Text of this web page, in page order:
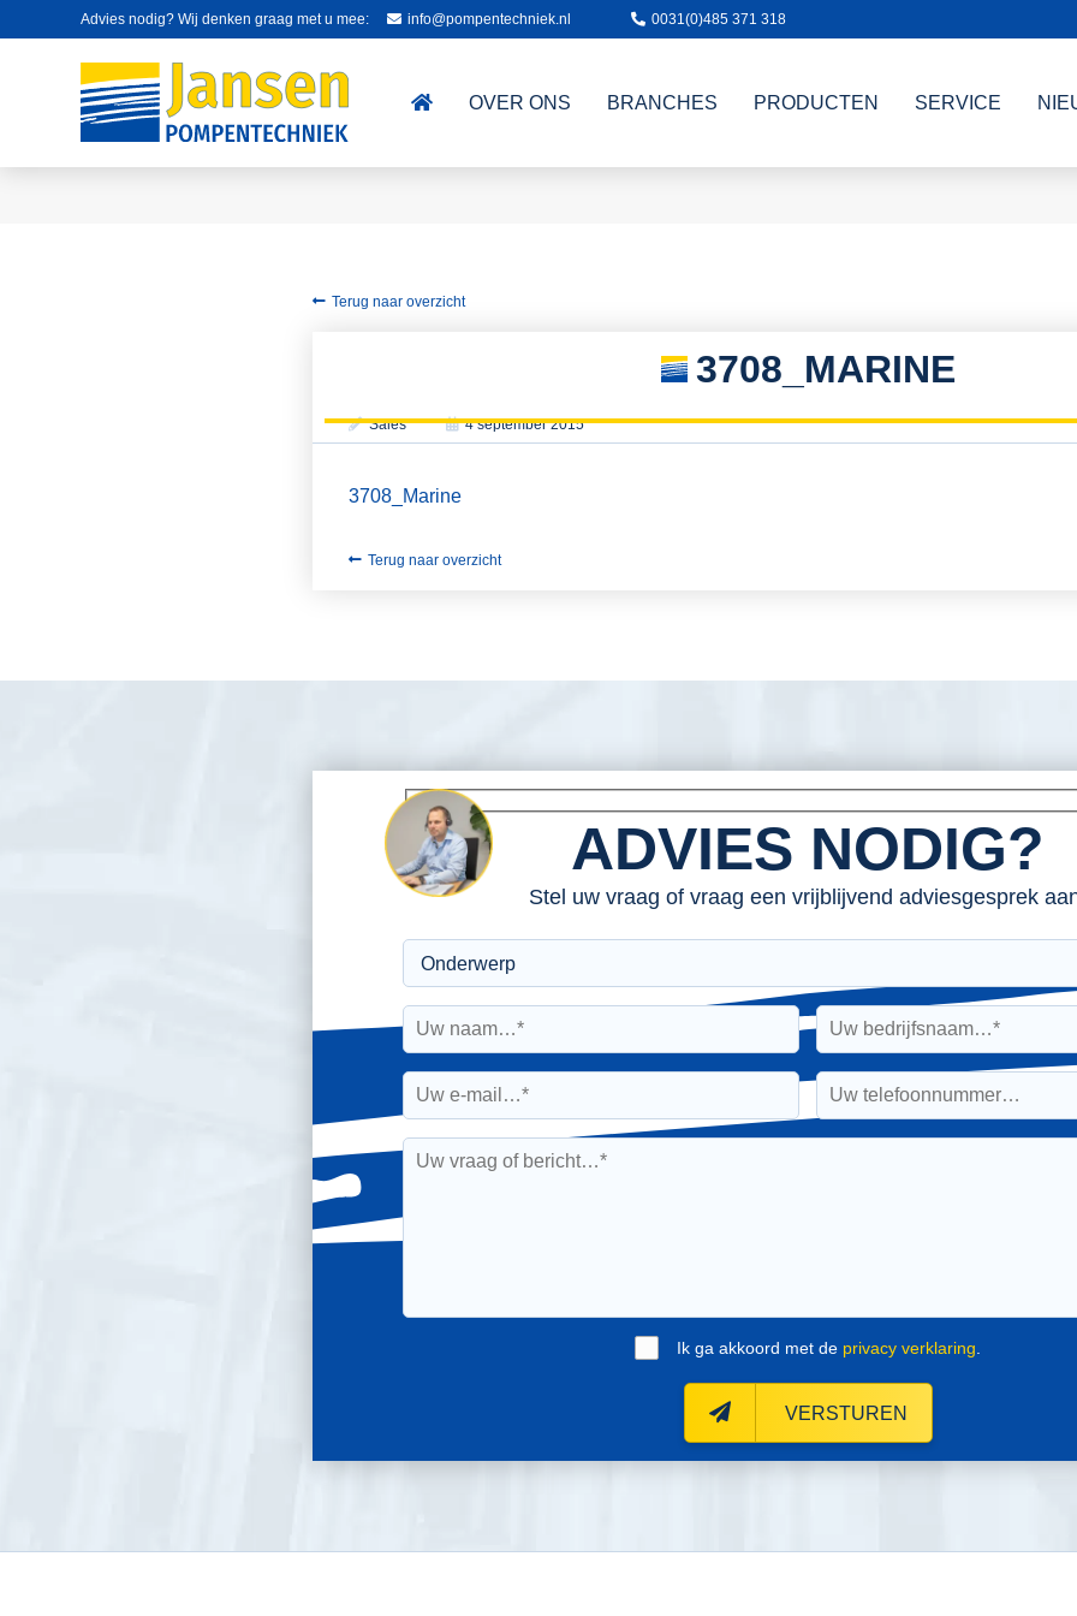
Advies nodig? Wij denken graag met u mee: info@pompentechniek.nl 0031(0)485 371 318
OVER ONS BRANCHES PRODUCTEN SERVICE
Terug naar overzicht
3708_MARINE
Sales 4 september 2015
3708_Marine
Terug naar overzicht
ADVIES NODIG?
Stel uw vraag of vraag een vrijblijvend adviesgesprek
Ik ga akkoord met de privacy verklaring
VERSTUREN